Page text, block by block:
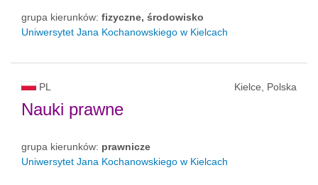
grupa kierunków: fizyczne, środowisko
Uniwersytet Jana Kochanowskiego w Kielcach
PL Kielce, Polska
Nauki prawne
grupa kierunków: prawnicze
Uniwersytet Jana Kochanowskiego w Kielcach